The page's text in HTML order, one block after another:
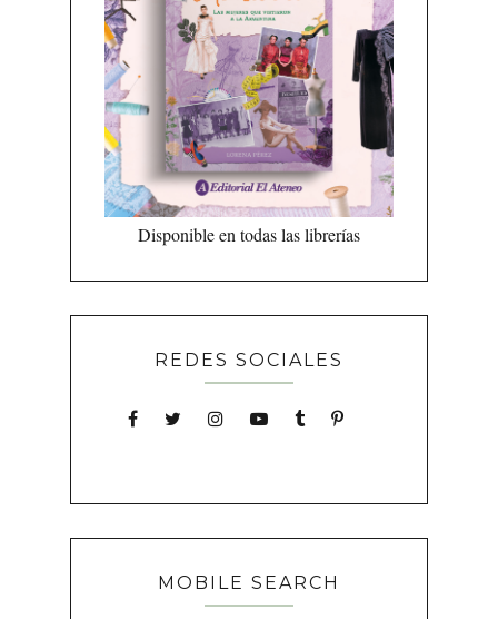
Disponible en todas las librerías
REDES SOCIALES
MOBILE SEARCH